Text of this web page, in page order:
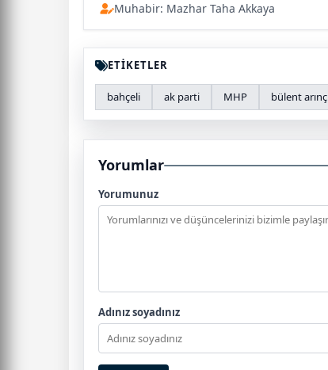
Muhabir: Mazhar Taha Akkaya
ETİKETLER
bahçeli ak parti MHP bülent arınç
Yorumlar
Yorumunuz
Adınız soyadınız